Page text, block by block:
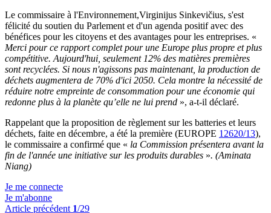
Le commissaire à l'Environnement,Virginijus Sinkevičius, s'est
félicité du soutien du Parlement et d'un agenda positif avec des
bénéfices pour les citoyens et des avantages pour les entreprises. «
Merci pour ce rapport complet pour une Europe plus propre et plus
compétitive. Aujourd'hui, seulement 12% des matières premières
sont recyclées. Si nous n'agissons pas maintenant, la production de
déchets augmentera de 70% d'ici 2050. Cela montre la nécessité de
réduire notre empreinte de consommation pour une économie qui
redonne plus à la planète qu’elle ne lui prend », a-t-il déclaré.
Rappelant que la proposition de règlement sur les batteries et leurs
déchets, faite en décembre, a été la première (EUROPE 12620/13),
le commissaire a confirmé que « la Commission présentera avant la
fin de l'année une initiative sur les produits durables ». (Aminata
Niang)
Je me connecte
Je m'abonne
Article précédent 1/29